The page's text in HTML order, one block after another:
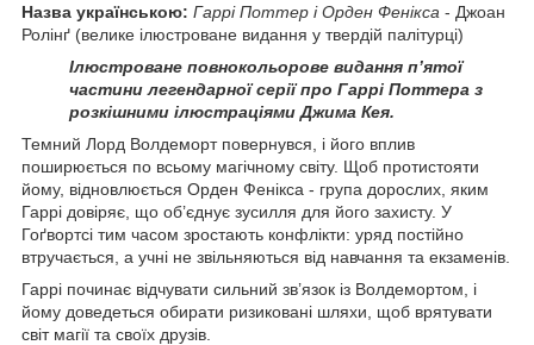
Назва українською: Гаррі Поттер і Орден Фенікса - Джоан
Ролінґ (велике ілюстроване видання у твердій палітурці)
Ілюстроване повнокольорове видання пʼятої
частини легендарної серії про Гаррі Поттера з
розкішними ілюстраціями Джима Кея.
Темний Лорд Волдеморт повернувся, і його вплив
поширюється по всьому магічному світу. Щоб протистояти
йому, відновлюється Орден Фенікса - група дорослих, яким
Гаррі довіряє, що об’єднує зусилля для його захисту. У
Гоґвортсі тим часом зростають конфлікти: уряд постійно
втручається, а учні не звільняються від навчання та екзаменів.
Гаррі починає відчувати сильний зв’язок із Волдемортом, і
йому доведеться обирати ризиковані шляхи, щоб врятувати
світ магії та своїх друзів.